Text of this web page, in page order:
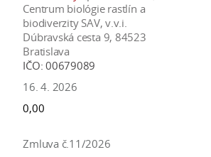
Centrum biológie rastlín a
biodiverzity SAV, v.v.i.
Dúbravská cesta 9, 84523
Bratislava
IČO: 00679089
16. 4. 2026
0,00
Zmluva č.11/2026